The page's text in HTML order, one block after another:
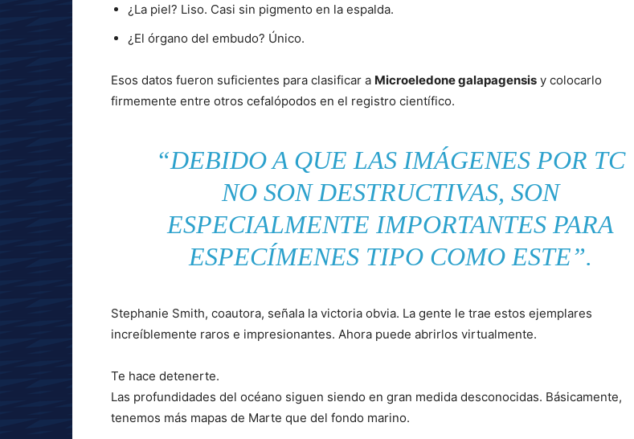
¿La piel? Liso. Casi sin pigmento en la espalda.
¿El órgano del embudo? Único.
Esos datos fueron suficientes para clasificar a Microeledone galapagensis y colocarlo
firmemente entre otros cefalópodos en el registro científico.
“DEBIDO A QUE LAS IMÁGENES POR TC
NO SON DESTRUCTIVAS, SON
ESPECIALMENTE IMPORTANTES PARA
ESPECÍMENES TIPO COMO ESTE”.
Stephanie Smith, coautora, señala la victoria obvia. La gente le trae estos ejemplares
increíblemente raros e impresionantes. Ahora puede abrirlos virtualmente.
Te hace detenerte.
Las profundidades del océano siguen siendo en gran medida desconocidas. Básicamente,
tenemos más mapas de Marte que del fondo marino.